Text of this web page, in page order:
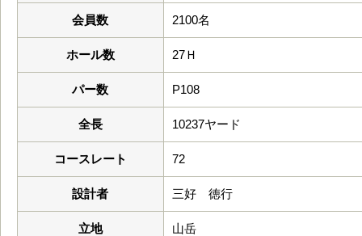
会員数 2100名
ホール数 27Ｈ
パー数 P108
全長 10237ヤード
コースレート 72
設計者 三好 徳行
立地 山岳